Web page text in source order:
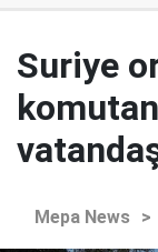
Suriye
Mepa News >